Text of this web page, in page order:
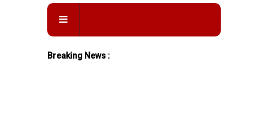
Breaking News :